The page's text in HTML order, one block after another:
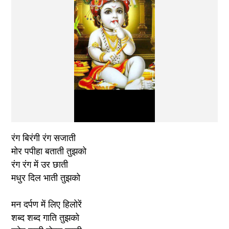
रंग बिरंगी रंग सजाती
मोर पपीहा बताती तुझको
रंग रंग में उर छाती
मधुर दिल भाती तुझको
मन दर्पण में लिए हिलोरें
शब्द शब्द गाति तुझको